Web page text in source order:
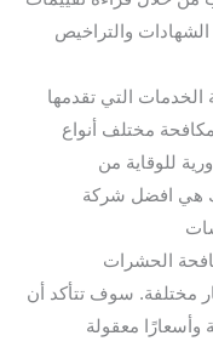
الشهادات والتراخيص
التي تقدمها
مختلف أنواع
للوقاية من
هي افضل شركة
الحشرات
مختلفة. سوف تتأكد أن
وأسعارًا معقولة